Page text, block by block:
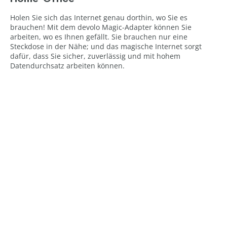
Holen Sie sich das Internet genau dorthin, wo Sie es
brauchen! Mit dem devolo Magic-Adapter können Sie
arbeiten, wo es Ihnen gefällt. Sie brauchen nur eine
Steckdose in der Nähe; und das magische Internet sorgt
dafür, dass Sie sicher, zuverlässig und mit hohem
Datendurchsatz arbeiten können.